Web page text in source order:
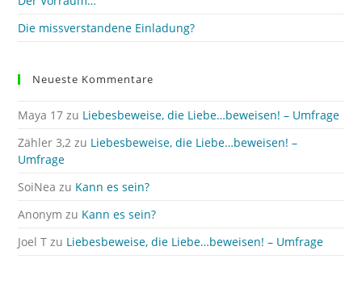
Die missverstandene Einladung?
Neueste Kommentare
Maya 17 zu Liebesbeweise, die Liebe…beweisen! – Umfrage
Zähler 3,2 zu Liebesbeweise, die Liebe…beweisen! –
Umfrage
SoiNea zu Kann es sein?
Anonym zu Kann es sein?
Joel T zu Liebesbeweise, die Liebe…beweisen! – Umfrage